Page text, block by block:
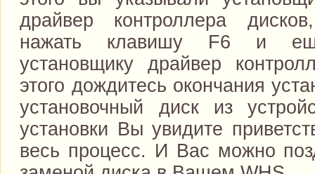
драйвер контроллера
нажать клавишу F6 и
установщику драйвер
этого дождитесь окончания
установочный диск из
установки Вы увидите
весь процесс. И Вас можно